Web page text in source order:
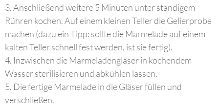
3. Anschließend weitere 5 Minuten unter ständigem
Rühren kochen. Auf einem kleinen Teller die Gelierprobe
machen (dazu ein Tipp: sollte die Marmelade auf einem
kalten Teller schnell fest werden, ist sie fertig).
4. Inzwischen die Marmeladengläser in kochendem
Wasser sterilisieren und abkühlen lassen.
5. Die fertige Marmelade in die Gläser füllen und
verschließen.